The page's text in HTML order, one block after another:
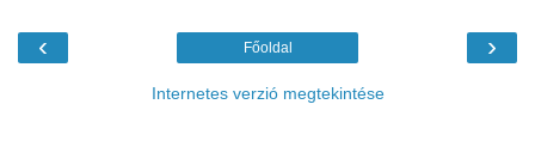
‹ ›
Főoldal
Internetes verzió megtekintése